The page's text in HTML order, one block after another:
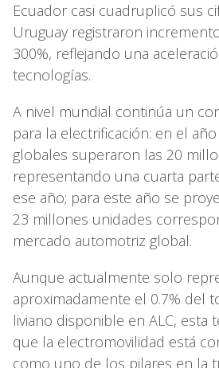
Ecuador casi cuadruplicó sus
Uruguay registraron
300%, reflejando una
tecnologías.
A nivel mundial continúa un
para la electrificación: en el
globales superaron las 20
representando una cuarta
ese año; para este año se
23 millones unidades
mercado automotriz global.
Aunque actualmente solo
aproximadamente el 0.7% del
liviano disponible en ALC, esta
que la electromovilidad está
como uno de los pilares en la